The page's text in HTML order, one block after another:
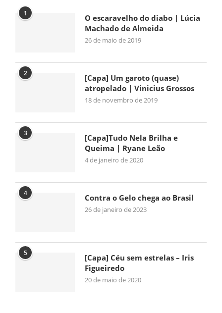
1
O escaravelho do diabo | Lúcia
Machado de Almeida
26 de maio de 2019
2
[Capa] Um garoto (quase)
atropelado | Vinicius Grossos
18 de novembro de 2019
3
[Capa]Tudo Nela Brilha e
Queima | Ryane Leão
4 de janeiro de 2020
4 Contra o Gelo chega ao Brasil
26 de janeiro de 2023
5
[Capa] Céu sem estrelas – Iris
Figueiredo
20 de maio de 2020